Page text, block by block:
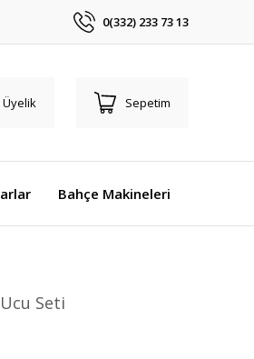
0(332) 233 73 13
Üyelik Sepetim
Bahçe Makineleri
Seti